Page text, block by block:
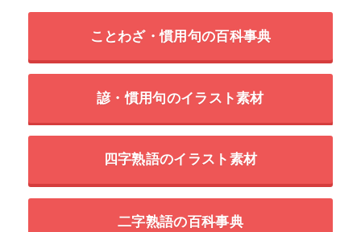
ことわざ・慣用句の百科事典
諺・慣用句のイラスト素材
四字熟語のイラスト素材
二字熟語の百科事典